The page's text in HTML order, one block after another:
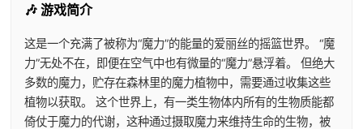
🎶 游戏简介
这是一个充满了被称为“魔力”的能量的爱丽丝的摇篮世界。 “魔
力”无处不在，即便在空气中也有微量的“魔力”悬浮着。 但绝大
多数的魔力，贮存在森林里的魔力植物中，需要通过收集这些
植物以获取。 这个世界上，有一类生物体内所有的生物质能都
倚仗于魔力的代谢，这种通过摄取魔力来维持生命的生物，被